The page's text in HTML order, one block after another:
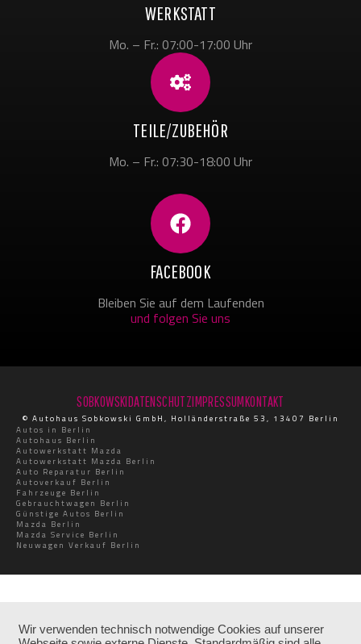
WERKSTATT
Mo. – Fr.: 07:00-17:00 Uhr
TEILE/ZUBEHÖR
Mo. – Fr.: 07:30-18:00 Uhr
FACEBOOK
Bleiben Sie auf dem Laufenden
und folgen Sie uns
SOBKOWSKIDATENSCHUTZIMPRESSUMKONTAKT
© Autohaus Sobkowski GmbH, Holländerstraße 53, 13407 Berlin
Autos in Berlin
Autohaus Berlin
Autowerkstatt Mazda
Autowerkstatt Mazda Berlin
Auto Reparatur Berlin
Autoverkauf Berlin
Fahrzeuge Berlin
Gebrauchtwagen Berlin
Günstige Autos Berlin
Mazda Berlin
Mazda Service Berlin
Neuwagen Verkauf Berlin
Wir verwenden technisch notwendige Cookies auf unserer